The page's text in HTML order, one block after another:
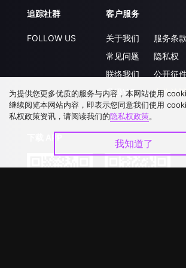
追踪社群
FOLLOW US
客户服务
关于我们
常见问题
联络我们
升级VIP
服务条款
隐私权
公开征
合作洽
为提供您更多优质的服务与内容，本网站使用
继续阅览本网站内容，即表示您同意我们使用
私权政策资讯，请阅读我们的隐私权政策。
我知道了